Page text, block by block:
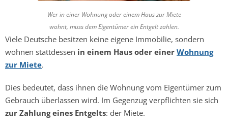
Wer in einer Wohnung oder einem Haus zur Miete
wohnt, muss dem Eigentümer ein Entgelt zahlen.
Viele Deutsche besitzen keine eigene Immobilie, sondern
wohnen stattdessen in einem Haus oder einer Wohnung
zur Miete.
Dies bedeutet, dass ihnen die Wohnung vom Eigentümer zum
Gebrauch überlassen wird. Im Gegenzug verpflichten sie sich
zur Zahlung eines Entgelts: der Miete.